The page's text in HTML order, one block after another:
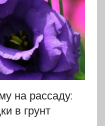
на рассаду:
в грунт